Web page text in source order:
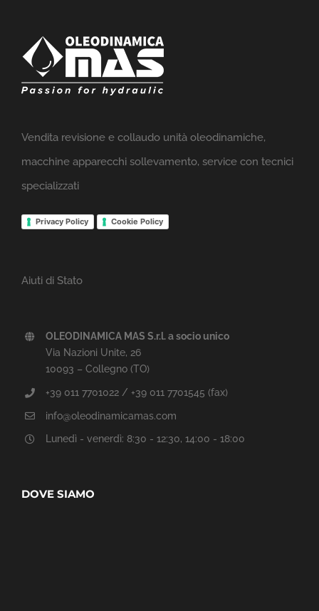
Vendita revisione e collaudo unità oleodinamiche,
macchine apparecchi sollevamento, service con tecnici
specializzati
Privacy Policy Cookie Policy
Aiuti di Stato
OLEODINAMICA MAS S.r.l. a socio unico
Via Nazioni Unite, 26
10093 – Collegno (TO)
+39 011 7701022 / +39 011 7701545 (fax)
info@oleodinamicamas.com
Lunedì - venerdì: 8:30 - 12:30, 14:00 - 18:00
DOVE SIAMO